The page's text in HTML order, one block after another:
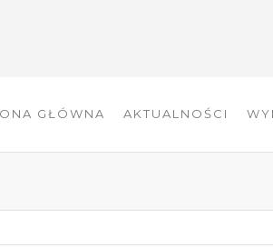
GŁÓWNA AKTUALNOŚCI